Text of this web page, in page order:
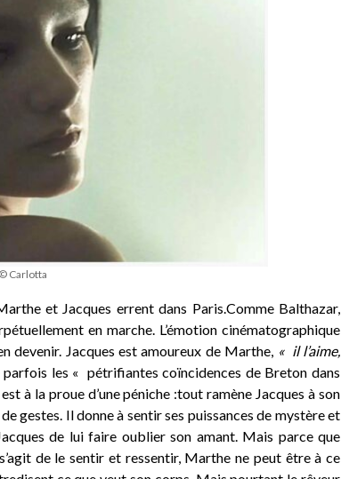
© Carlotta
et Jacques errent dans Paris.Comme Balthazar,
en marche. L’émotion cinématographique
devenir. Jacques est amoureux de Marthe, « il l’aime,
les « pétrifiantes coïncidences de Breton dans
à la proue d’une péniche :tout ramène Jacques à son
gestes. Il donne à sentir ses puissances de mystère et
de lui faire oublier son amant. Mais parce que
de le sentir et ressentir, Marthe ne peut être à ce